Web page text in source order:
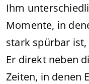
Ihm
Momente, in
stark spürbar
Er direkt neben
Zeiten, in denen